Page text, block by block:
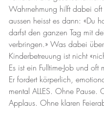
Wahrnehmung hilft dabei
aussen heisst es dann: «Du
darfst den ganzen Tag mit
verbringen.» Was dabei
Kinderbetreuung ist nicht
Es ist ein Fulltime-Job und oft
Er fordert körperlich,
mental ALLES. Ohne Pause.
Applaus. Ohne klaren